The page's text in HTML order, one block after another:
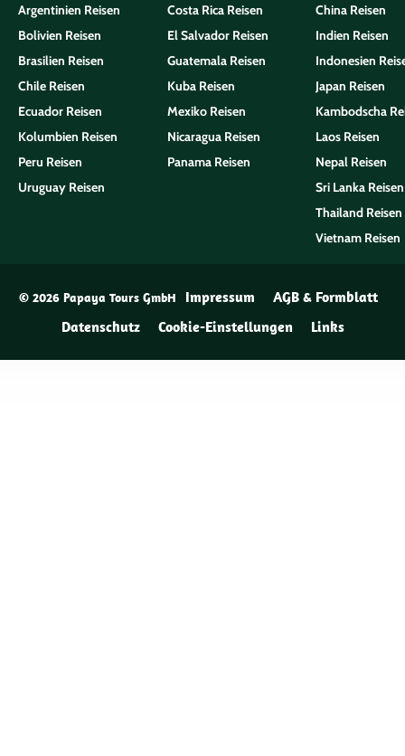
Argentinien Reisen
Bolivien Reisen
Brasilien Reisen
Chile Reisen
Ecuador Reisen
Kolumbien Reisen
Peru Reisen
Uruguay Reisen
Costa Rica Reisen
El Salvador Reisen
Guatemala Reisen
Kuba Reisen
Mexiko Reisen
Nicaragua Reisen
Panama Reisen
China Reisen
Indien Reisen
Indonesien
Japan Reisen
Kambodscha
Laos Reisen
Nepal Reisen
Sri Lanka Reisen
Thailand Reisen
Vietnam Reisen
© 2026 Papaya Tours GmbH Impressum
AGB & Formblatt
Datenschutz
Cookie-Einstellungen Links